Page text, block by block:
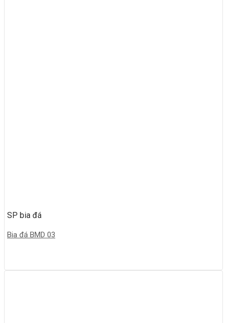
SP bia đá
Bia đá BMD 03